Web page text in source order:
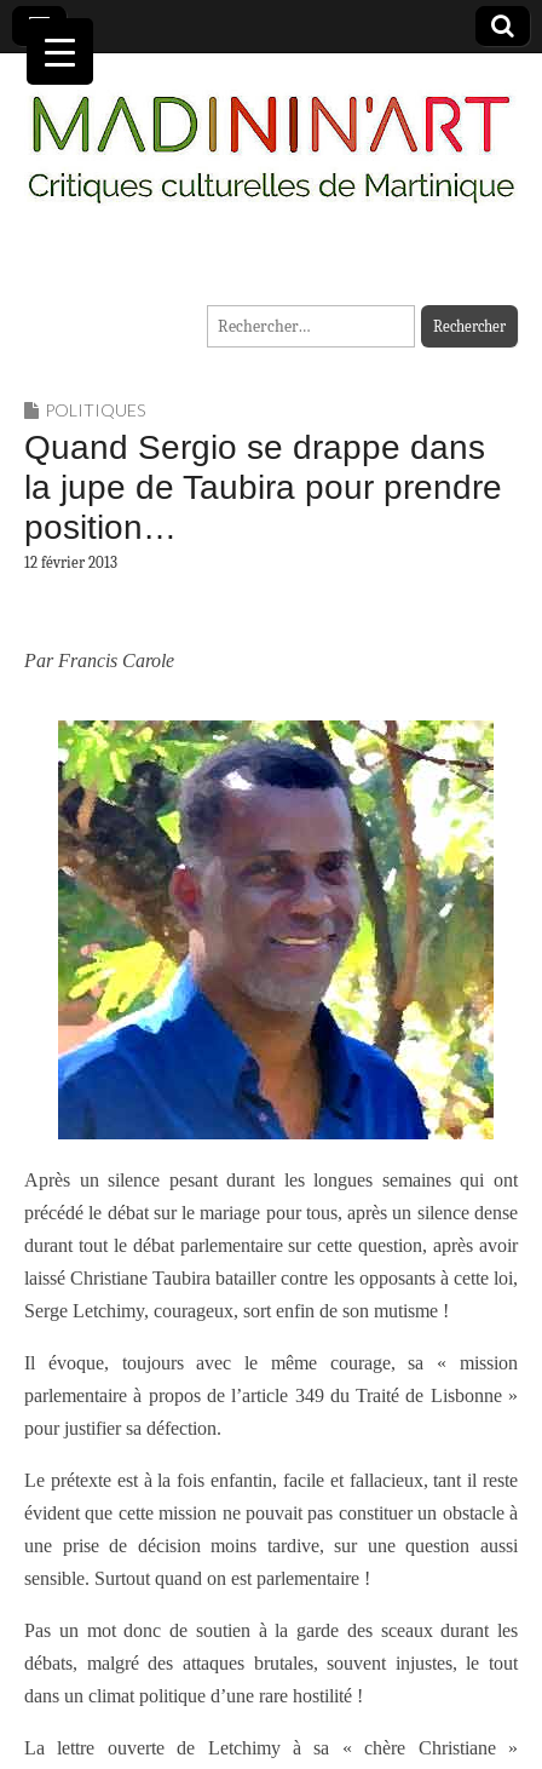
MADININ'ART
Rechercher :
POLITIQUES
Quand Sergio se drappe dans
la jupe de Taubira pour prendre
position…
12 février 2013
Par Francis Carole
Après un silence pesant durant les longues semaines qui ont
précédé le débat sur le mariage pour tous, après un silence dense
durant tout le débat parlementaire sur cette question, après avoir
laissé Christiane Taubira batailler contre les opposants à cette loi,
Serge Letchimy, courageux, sort enfin de son mutisme !
Il évoque, toujours avec le même courage, sa « mission
parlementaire à propos de l’article 349 du Traité de Lisbonne »
pour justifier sa défection.
Le prétexte est à la fois enfantin, facile et fallacieux, tant il reste
évident que cette mission ne pouvait pas constituer un obstacle à
une prise de décision moins tardive, sur une question aussi
sensible. Surtout quand on est parlementaire !
Pas un mot donc de soutien à la garde des sceaux durant les
débats, malgré des attaques brutales, souvent injustes, le tout
dans un climat politique d’une rare hostilité !
La lettre ouverte de Letchimy à sa « chère Christiane »